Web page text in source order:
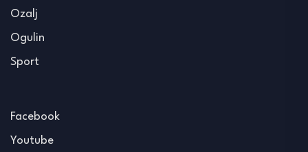
Ozalj
Ogulin
Sport
Facebook
Youtube